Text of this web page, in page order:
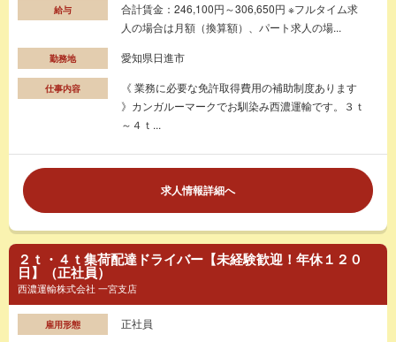
給与
合計賃金：246,100円～306,650円 ※フルタイム求
人の場合は月額（換算額）、パート求人の場...
勤務地 愛知県日進市
仕事内容
《 業務に必要な免許取得費用の補助制度あります
》カンガルーマークでお馴染み西濃運輸です。３ｔ
～４ｔ...
求人情報詳細へ
２ｔ・４ｔ集荷配達ドライバー【未経験歓迎！年休１２０
日】（正社員）
西濃運輸株式会社 一宮支店
雇用形態 正社員